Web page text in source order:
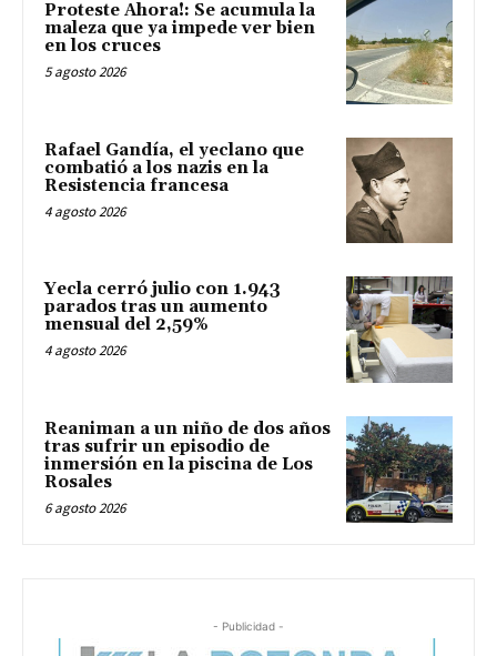
Proteste Ahora!: Se acumula la
maleza que ya impede ver bien
en los cruces
5 agosto 2026
Rafael Gandía, el yeclano que
combatió a los nazis en la
Resistencia francesa
4 agosto 2026
Yecla cerró julio con 1.943
parados tras un aumento
mensual del 2,59%
4 agosto 2026
Reaniman a un niño de dos años
tras sufrir un episodio de
inmersión en la piscina de Los
Rosales
6 agosto 2026
- Publicidad -